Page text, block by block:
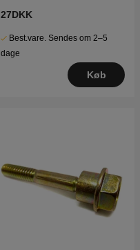
27DKK
Best.vare. Sendes om 2–5
dage
Køb